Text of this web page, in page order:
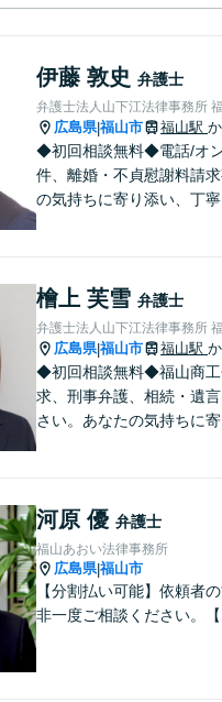
伊藤 敦史 弁護士
弁護士法人山下江法律事務所
広島県|福山市 福山駅
◆初回相談無料◆電話/オ
件、離婚・不貞慰謝料請
の気持ちに寄り添い、丁寧
檜上 芙雪 弁護士
弁護士法人山下江法律事務所
広島県|福山市 福山駅
◆初回相談無料◆福山商
求、刑事弁護、相続・遺
さい。あなたの気持ちに
河原 優 弁護士
福山あおい法律事務所
広島県|福山市
【分割払い可能】依頼者
非一度ご相談ください。